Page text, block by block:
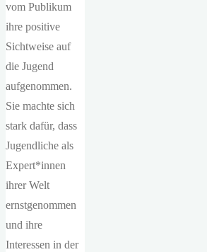
vom Publikum
ihre positive
Sichtweise auf
die Jugend
aufgenommen.
Sie machte sich
stark dafür, dass
Jugendliche als
Expert*innen
ihrer Welt
ernstgenommen
und ihre
Interessen in der